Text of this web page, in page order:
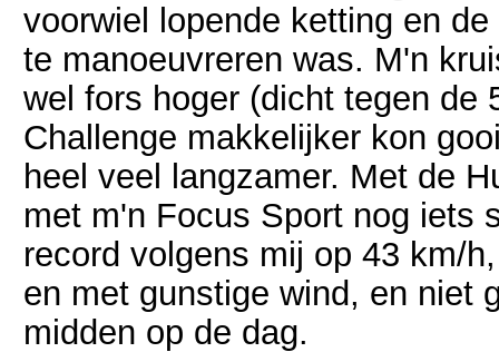
voorwiel lopende ketting en
te manoeuvreren was. M'n
wel fors hoger (dicht tegen de
Challenge makkelijker kon
heel veel langzamer. Met de
met m'n Focus Sport nog iets
record volgens mij op 43 km/
en met gunstige wind, en niet
midden op de dag.